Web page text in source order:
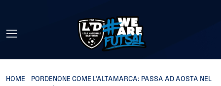
HOME
PORDENONE COME L’ALTAMARCA: PASSA AD AOSTA NEL